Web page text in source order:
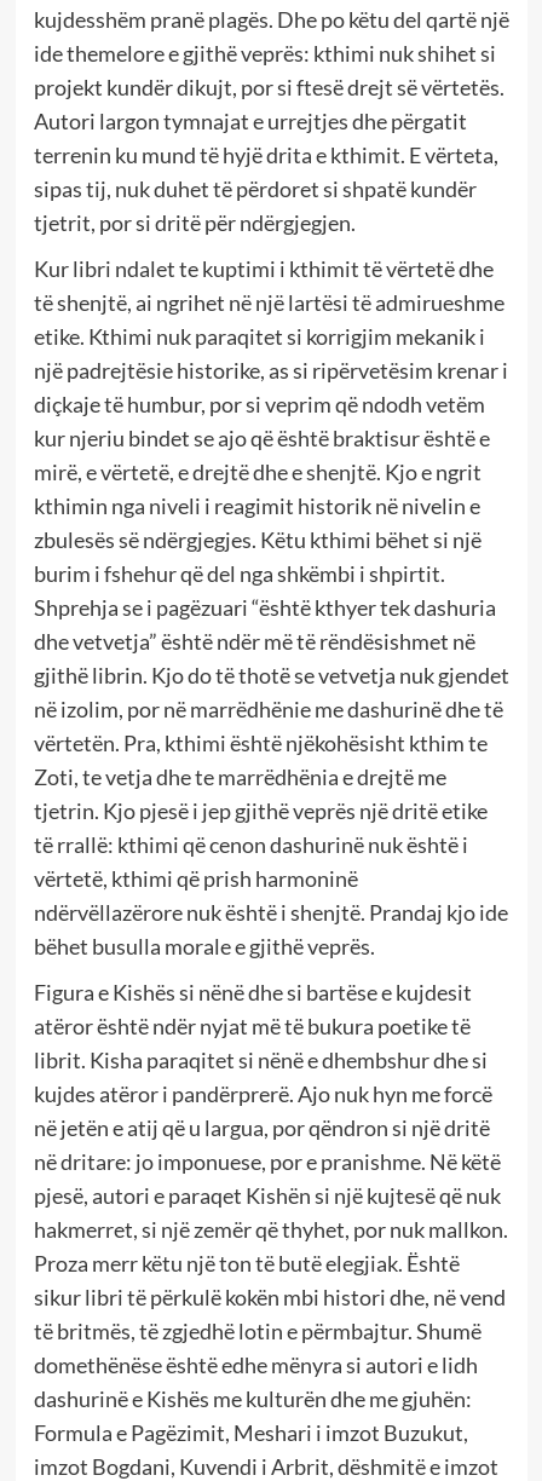
kujdesshëm pranë plagës. Dhe po këtu del qartë një
ide themelore e gjithë veprës: kthimi nuk shihet si
projekt kundër dikujt, por si ftesë drejt së vërtetës.
Autori largon tymnajat e urrejtjes dhe përgatit
terrenin ku mund të hyjë drita e kthimit. E vërteta,
sipas tij, nuk duhet të përdoret si shpatë kundër
tjetrit, por si dritë për ndërgjegjen.
Kur libri ndalet te kuptimi i kthimit të vërtetë dhe
të shenjtë, ai ngrihet në një lartësi të admirueshme
etike. Kthimi nuk paraqitet si korrigjim mekanik i
një padrejtësie historike, as si ripërvetësim krenar i
diçkaje të humbur, por si veprim që ndodh vetëm
kur njeriu bindet se ajo që është braktisur është e
mirë, e vërtetë, e drejtë dhe e shenjtë. Kjo e ngrit
kthimin nga niveli i reagimit historik në nivelin e
zbulesës së ndërgjegjes. Këtu kthimi bëhet si një
burim i fshehur që del nga shkëmbi i shpirtit.
Shprehja se i pagëzuari “është kthyer tek dashuria
dhe vetvetja” është ndër më të rëndësishmet në
gjithë librin. Kjo do të thotë se vetvetja nuk gjendet
në izolim, por në marrëdhënie me dashurinë dhe të
vërtetën. Pra, kthimi është njëkohësisht kthim te
Zoti, te vetja dhe te marrëdhënia e drejtë me
tjetrin. Kjo pjesë i jep gjithë veprës një dritë etike
të rrallë: kthimi që cenon dashurinë nuk është i
vërtetë, kthimi që prish harmoninë
ndërvëllazërore nuk është i shenjtë. Prandaj kjo ide
bëhet busulla morale e gjithë veprës.
Figura e Kishës si nënë dhe si bartëse e kujdesit
atëror është ndër nyjat më të bukura poetike të
librit. Kisha paraqitet si nënë e dhembshur dhe si
kujdes atëror i pandërprerë. Ajo nuk hyn me forcë
në jetën e atij që u largua, por qëndron si një dritë
në dritare: jo imponuese, por e pranishme. Në këtë
pjesë, autori e paraqet Kishën si një kujtesë që nuk
hakmerret, si një zemër që thyhet, por nuk mallkon.
Proza merr këtu një ton të butë elegjiak. Është
sikur libri të përkulë kokën mbi histori dhe, në vend
të britmës, të zgjedhë lotin e përmbajtur. Shumë
domethënëse është edhe mënyra si autori e lidh
dashurinë e Kishës me kulturën dhe me gjuhën:
Formula e Pagëzimit, Meshari i imzot Buzukut,
imzot Bogdani, Kuvendi i Arbrit, dëshmitë e imzot